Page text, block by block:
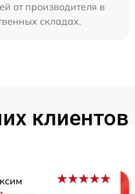
от производителя в
складах.
клиентов